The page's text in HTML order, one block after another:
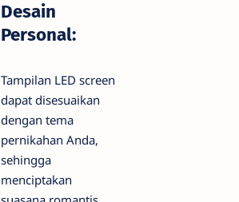
Desain
Personal:
Tampilan LED screen
dapat disesuaikan
dengan tema
pernikahan Anda,
sehingga
menciptakan